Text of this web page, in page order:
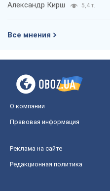
Александр Кирш 5,4 т.
Все мнения
О компании
Правовая информация
Реклама на сайте
Редакционная политика